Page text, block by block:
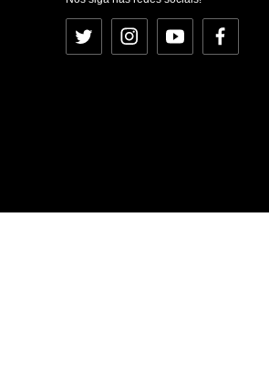
Twitter InstagramYouTubeFacebook